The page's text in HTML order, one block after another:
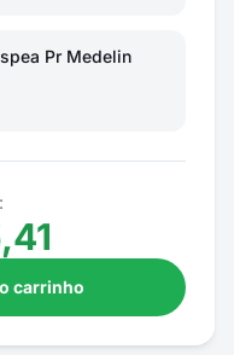
Pr Medelin
carrinho